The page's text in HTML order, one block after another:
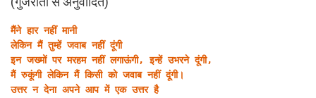
मैंने हार नहीं मानी
लेकिन मैं तुम्हें जवाब नहीं दूंगी
इन जख्मों पर मरहम नहीं लगाऊंगी, इन्हें उभरने दूंगी,
मैं रुकूंगी लेकिन मैं किसी को जवाब नहीं दूंगी।
उत्तर न देना अपने आप में एक उत्तर है